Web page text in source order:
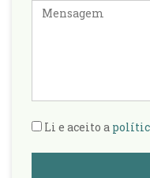
Mensagem
Li e aceito a